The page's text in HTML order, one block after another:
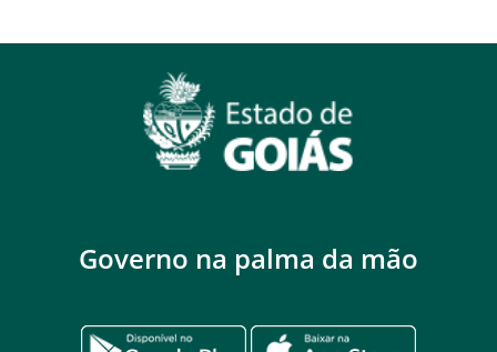
Governo na palma da mão